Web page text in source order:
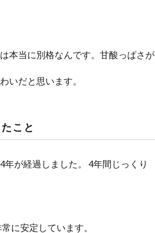
本当に別格なんです。甘酸っぱさが
いだと思います。
こと
が経過しました。 4年間じっくり
に安定しています。